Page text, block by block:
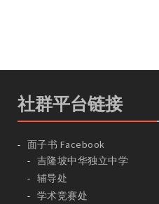
社群平台链接
面子书 Facebook
吉隆坡中华独立中学
辅导处
学术竞赛处